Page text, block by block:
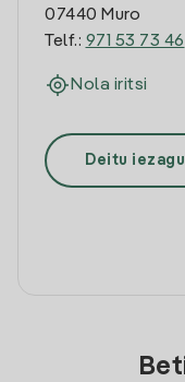
07440 Muro
Telf.: 971 53 73 46
Nola iritsi
Deitu